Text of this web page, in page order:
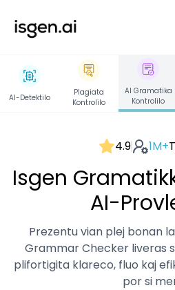
isgen
AI-Detektilo
Plagiata
Kontrolilo
AI Gramatika
Kontrolilo
4.9 1M+
Isgen
AI-
Prezentu vian plej bonan
Grammar Checker liveras
plifortigita klareco, fluo kaj
por si